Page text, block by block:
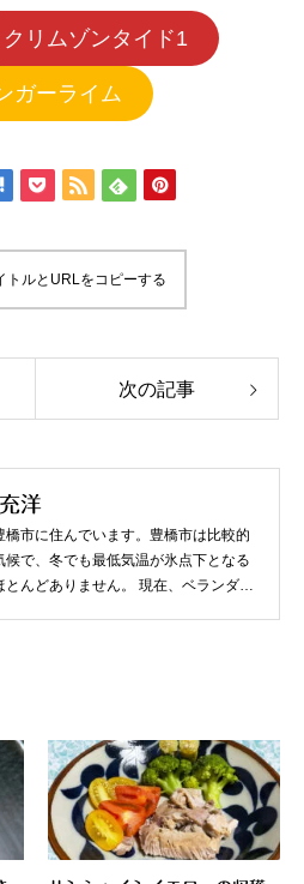
クリムゾンタイド1
ガーライム
トルとURLをコピーする
次の記事
洋
橋市に住んでいます。豊橋市は比較的
候で、冬でも最低気温が氷点下となる
とんどありません。 現在、ベランダで